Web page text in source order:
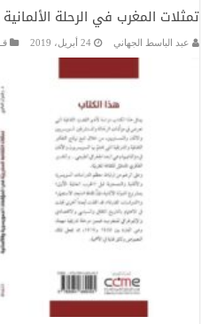
تمثلات المغرب في الرحلة
عبد الباسط الجهاني 24 أبريل، 2019